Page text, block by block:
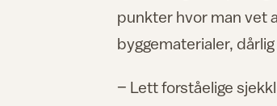
punkter hvor man vet
byggematerialer,
– Lett forståelige